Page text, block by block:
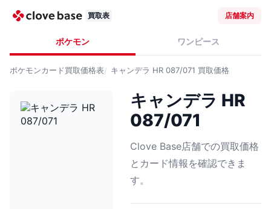
買取表 店舗案内
ポケモン ワンピース
ポケモンカード買取価格表 キャンデラ HR 087/071 買取価格
キャンデラ HR
087/071
Clove Base店舗での買取価格
とカード情報を確認できま
す。